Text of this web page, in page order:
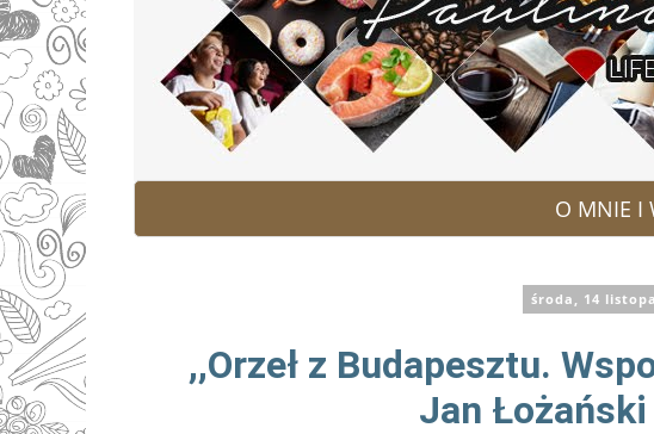
O MNIE I
środa, 14
,,Orzeł z Budapesztu.
Jan